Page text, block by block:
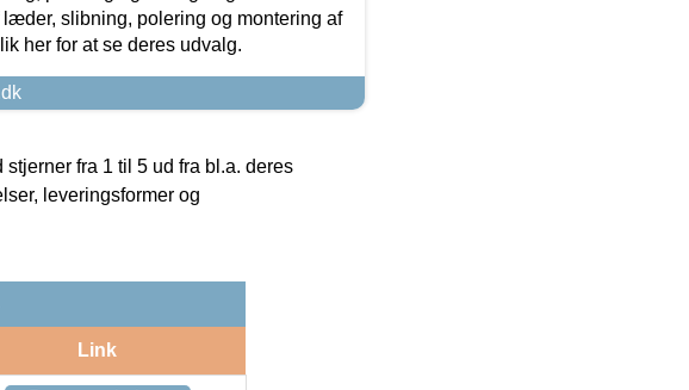
slibning, polering og montering af
her for at se deres udvalg.
fra 1 til 5 ud fra bl.a. deres
leveringsformer og
Link